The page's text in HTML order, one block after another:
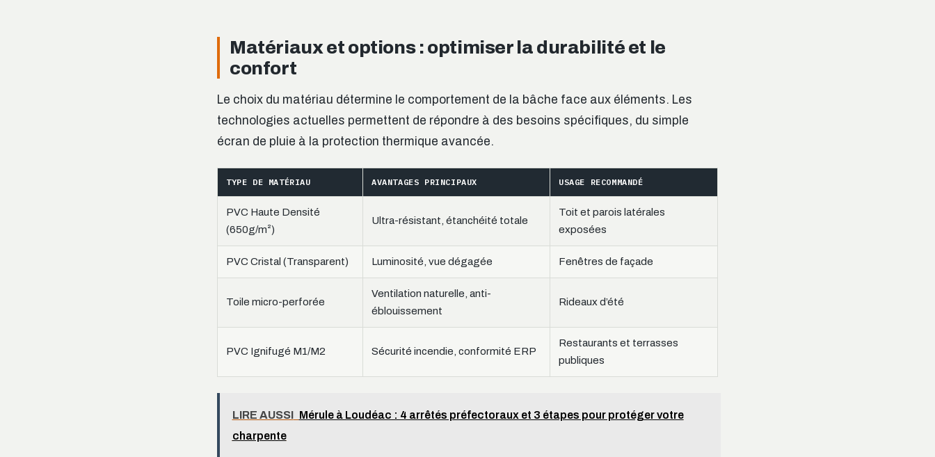
Matériaux et options : optimiser la durabilité et le
confort
Le choix du matériau détermine le comportement de la bâche face aux éléments. Les
technologies actuelles permettent de répondre à des besoins spécifiques, du simple
écran de pluie à la protection thermique avancée.
TYPE DE MATÉRIAU AVANTAGES PRINCIPAUX USAGE RECOMMANDÉ
PVC Haute Densité
(650g/m²)
Ultra-résistant, étanchéité totale
Toit et parois latérales
exposées
PVC Cristal (Transparent) Luminosité, vue dégagée Fenêtres de façade
Toile micro-perforée
Ventilation naturelle, anti-
éblouissement
Rideaux d’été
PVC Ignifugé M1/M2 Sécurité incendie, conformité ERP
Restaurants et terrasses
publiques
LIRE AUSSI Mérule à Loudéac : 4 arrêtés préfectoraux et 3 étapes pour protéger votre
charpente